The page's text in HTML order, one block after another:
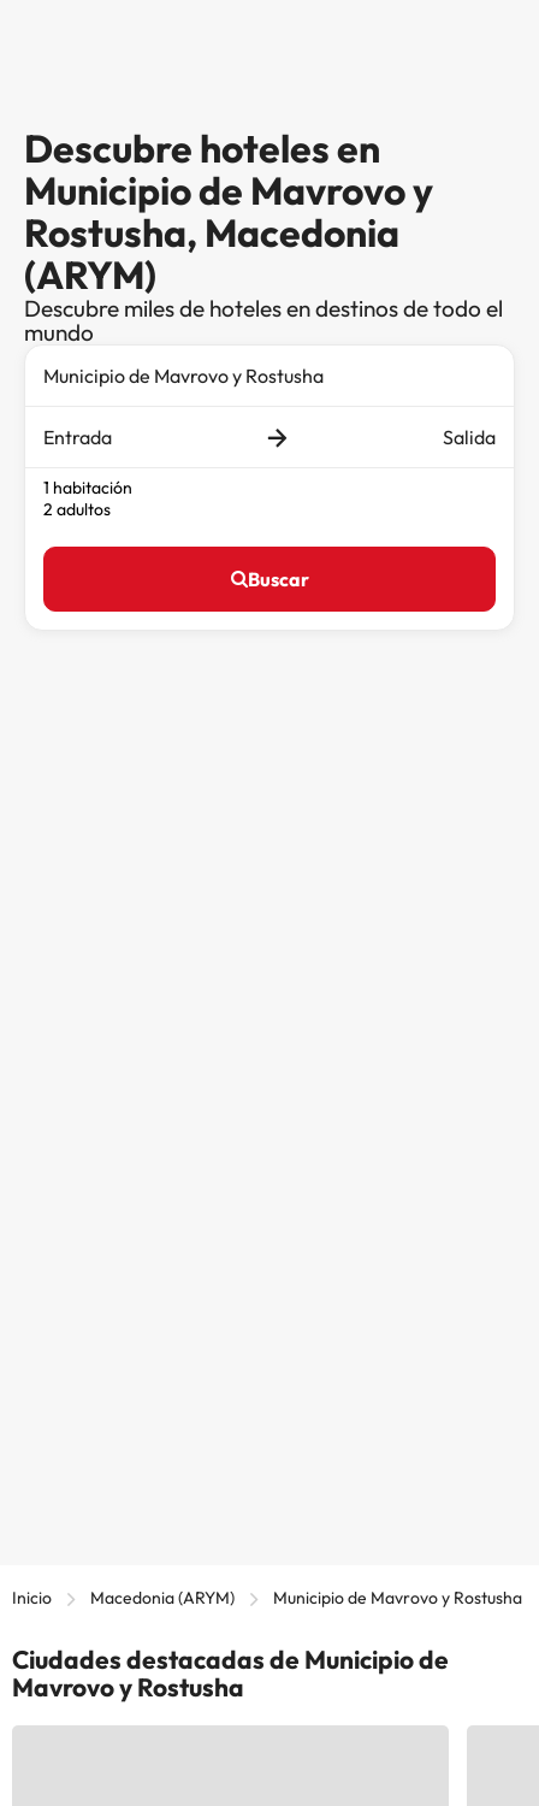
Descubre hoteles en
Municipio de Mavrovo y
Rostusha, Macedonia
(ARYM)
Descubre miles de hoteles en destinos de todo el
mundo
Entrada Salida
1 habitación
2 adultos
Buscar
Inicio Macedonia (ARYM) Municipio de Mavrovo y Rostusha
Ciudades destacadas de Municipio de
Mavrovo y Rostusha